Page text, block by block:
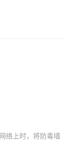
络上时，将防毒墙